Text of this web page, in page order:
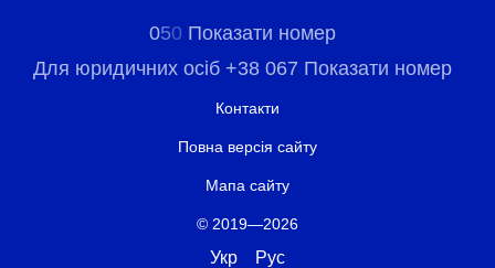
050 Показати номер
Для юридичних осіб +38 067 Показати номер
Контакти
Повна версія сайту
Мапа сайту
© 2019—2026
Укр Рус